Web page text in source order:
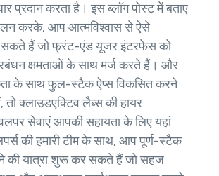
प्रदान करता है। इस ब्लॉग पोस्ट में बताए
करके, आप आत्मविश्वास से ऐसे
सकते हैं जो फ्रंट-एंड यूजर इंटरफेस को
क्षमताओं के साथ मर्ज करते हैं। और
के साथ फुल-स्टैक ऐप्स विकसित करने
तो क्लाउडएक्टिव लैब्स की हायर
सेवाएं आपकी सहायता के लिए यहां
की हमारी टीम के साथ, आप पूर्ण-स्टैक
की यात्रा शुरू कर सकते हैं जो सहज